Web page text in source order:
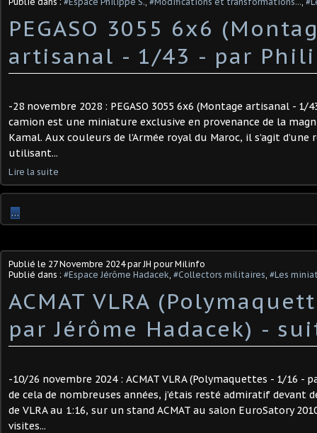
PEGASO 3055 6x6
artisanal - 1/43 - par
-28 novembre 2028 : PEGASO 3055 6x6 (Montage artisanal - 1/
camion est une miniature exclusive en provenance de la
Kamal. Aux couleurs de l’Armée royal du Maroc, il s’agit
utilisant...
Lire la suite
…
Publié le 27 Novembre 2024par JH pour Milinfo
Publié dans : #Espace Jérôme Hadacek, #Collectors militaires, #Les
ACMAT VLRA
par Jérôme Hadacek) -
-10/26 novembre 2024 : ACMAT VLRA (Polymaquettes - 1/16 -
de cela de nombreuses années, j’étais resté admiratif devant
de VLRA au 1:16, sur un stand ACMAT au salon EuroSatory
visites...